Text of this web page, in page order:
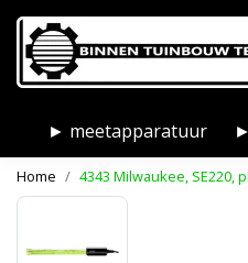
► meetapparatuur
Home 4343 Milwaukee, SE220,